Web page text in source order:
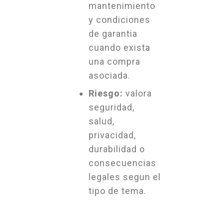
mantenimiento
y condiciones
de garantia
cuando exista
una compra
asociada.
Riesgo: valora
seguridad,
salud,
privacidad,
durabilidad o
consecuencias
legales segun el
tipo de tema.